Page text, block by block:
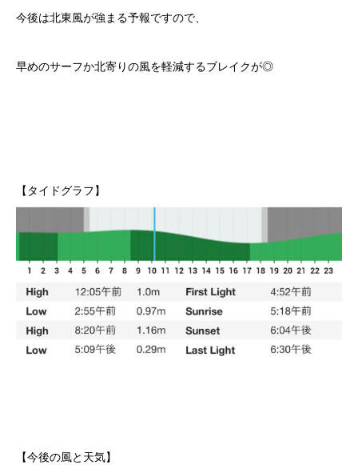
今後は北東風が強まる予報ですので、
早めのサーフか北寄りの風を軽減するブレイクが◎
【タイドグラフ】
【今後の風と天気】